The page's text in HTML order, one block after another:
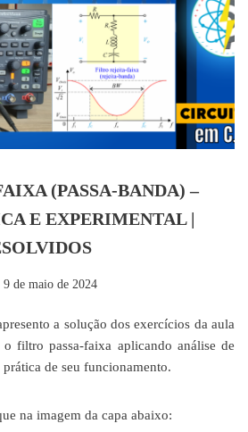
(PASSA-BANDA) –
E EXPERIMENTAL |
9 de maio de 2024
a solução dos exercícios da aula
o filtro passa-faixa aplicando análise de
de seu funcionamento.
na imagem da capa abaixo: